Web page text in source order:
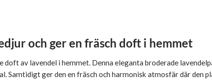
och ger en fräsch doft i hemmet
av lavendel i hemmet. Denna eleganta broderade
ger den en fräsch och harmonisk atmosfär där den